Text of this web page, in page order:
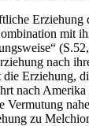
mit
nach
die Erziehung,
nach
zu